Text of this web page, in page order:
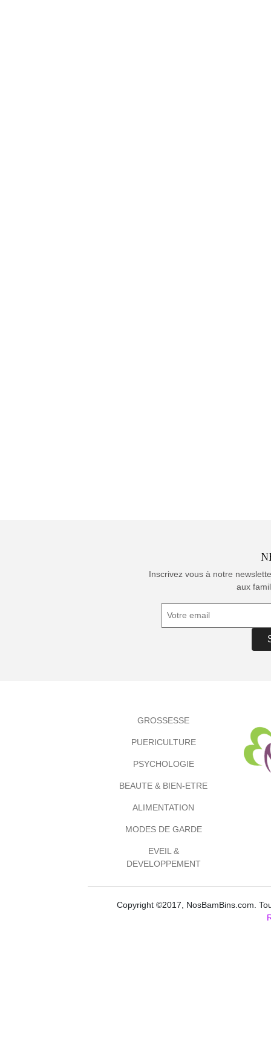
Inscrivez vous à notre
aux
GROSSESSE
PUERICULTURE
PSYCHOLOGIE
BEAUTE & BIEN-ETRE
ALIMENTATION
MODES DE GARDE
EVEIL &
DEVELOPPEMENT
Copyright ©2017, NosBamBins.com.